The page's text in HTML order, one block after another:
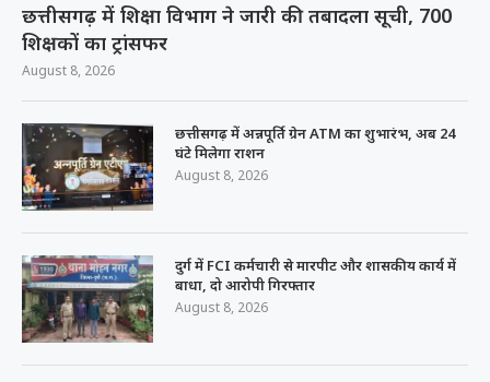
छत्तीसगढ़ में शिक्षा विभाग ने जारी की तबादला सूची, 700
शिक्षकों का ट्रांसफर
August 8, 2026
छत्तीसगढ़ में अन्नपूर्ति ग्रेन ATM का शुभारंभ, अब 24
घंटे मिलेगा राशन
August 8, 2026
दुर्ग में FCI कर्मचारी से मारपीट और शासकीय कार्य में
बाधा, दो आरोपी गिरफ्तार
August 8, 2026